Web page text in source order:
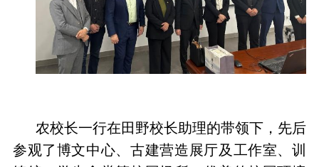
农校长一行在田野校长助理的带领下，先后
参观了博文中心、古建营造展厅及工作室、训